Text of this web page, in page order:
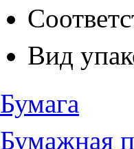
Вид
Бумага
Бумажная